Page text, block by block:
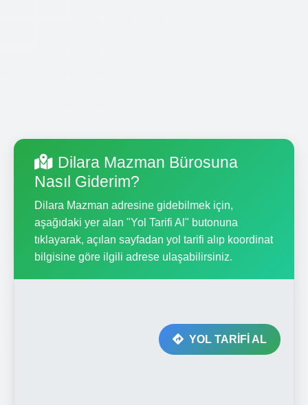
Dilara Mazman Bürosuna
Nasıl Giderim?
Dilara Mazman adresine gidebilmek için,
aşağıdaki yer alan "Yol Tarifi Al" butonuna
tıklayarak, açılan sayfadan yol tarifi alıp koordinat
bilgisine göre ilgili adrese ulaşabilirsiniz.
YOL TARİFİ AL